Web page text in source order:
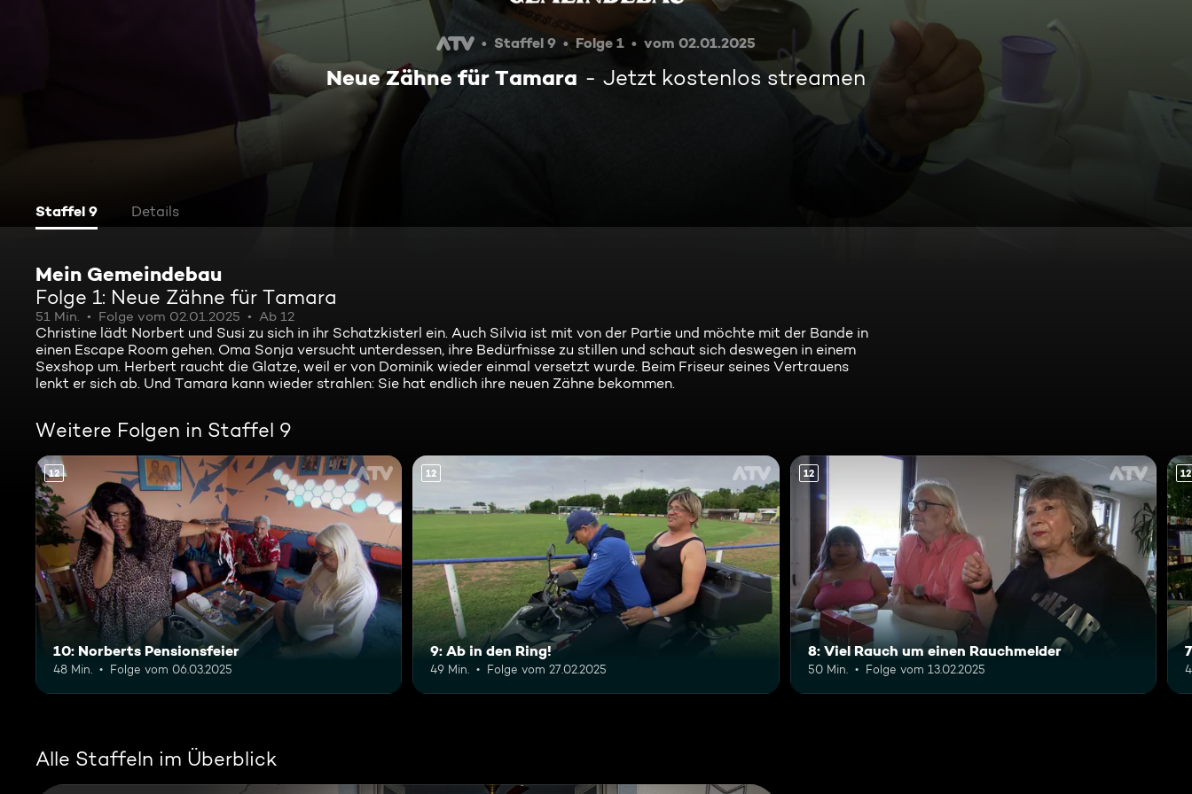
Staffel 9 Folge 1 vom 02.01.2025
Neue Zähne für Tamara Jetzt kostenlos streamen
Staffel 9 Details
Mein Gemeindebau
Folge 1: Neue Zähne für Tamara
51 Min. Folge vom 02.01.2025 Ab 12
Christine lädt Norbert und Susi zu sich in ihr Schatzkisterl ein. Auch Silvia ist mit von der Partie und möchte mit der Bande in
einen Escape Room gehen. Oma Sonja versucht unterdessen, ihre Bedürfnisse zu stillen und schaut sich deswegen in einem
Sexshop um. Herbert raucht die Glatze, weil er von Dominik wieder einmal versetzt wurde. Beim Friseur seines Vertrauens
lenkt er sich ab. Und Tamara kann wieder strahlen: Sie hat endlich ihre neuen Zähne bekommen.
Weitere Folgen in Staffel 9
12
10: Norberts Pensionsfeier
48 Min. Folge vom 06.03.2025
12
9: Ab in den Ring!
49 Min. Folge vom 27.02.2025
12
8: Viel Rauch um einen Rauchmelder
50 Min. Folge vom 13.02.2025
12
Alle Staffeln im Überblick